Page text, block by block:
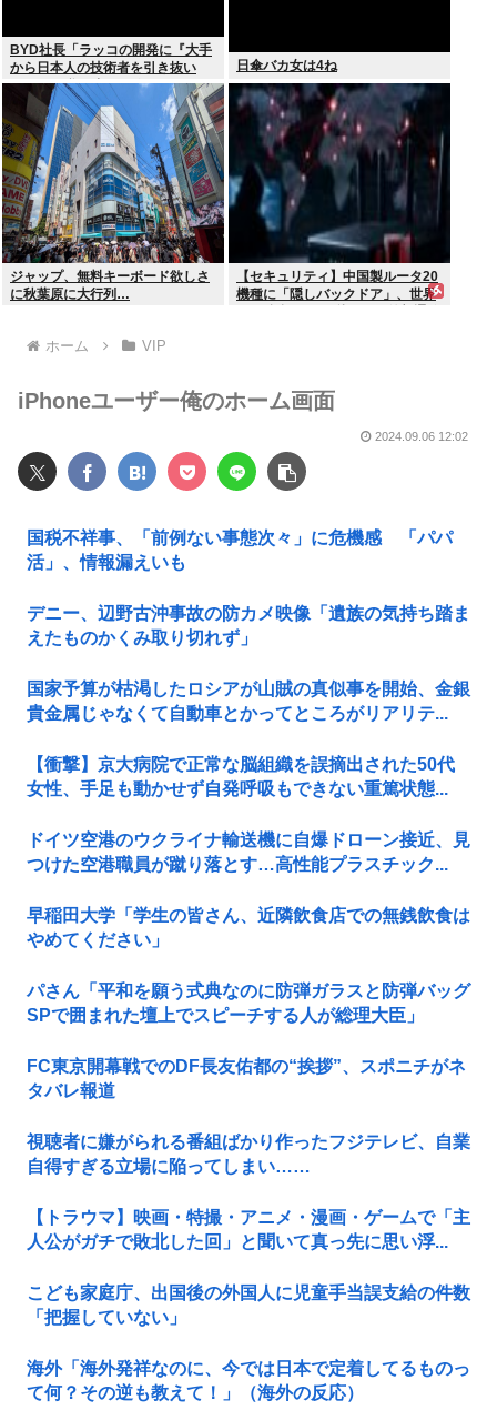
BYD社長「ラッコの開発に『大手
から日本人の技術者を引き抜い
た』って噂は嘘。開発チームに日
本人は0人です」
日傘バカ女は4ね
ジャップ、無料キーボード欲しさ
に秋葉原に大行列…
【セキュリティ】中国製ルータ20
機種に「隠しバックドア」、世界
ホーム VIP
iPhoneユーザー俺のホーム画面
2024.09.06 12:02
国税不祥事、「前例ない事態次々」に危機感 「パパ
活」、情報漏えいも
デニー、辺野古沖事故の防カメ映像「遺族の気持ち踏ま
えたものかくみ取り切れず」
国家予算が枯渇したロシアが山賊の真似事を開始、金銀
貴金属じゃなくて自動車とかってところがリアリテ...
【衝撃】京大病院で正常な脳組織を誤摘出された50代
女性、手足も動かせず自発呼吸もできない重篤状態...
ドイツ空港のウクライナ輸送機に自爆ドローン接近、見
つけた空港職員が蹴り落とす…高性能プラスチック...
早稲田大学「学生の皆さん、近隣飲食店での無銭飲食は
やめてください」
パさん「平和を願う式典なのに防弾ガラスと防弾バッグ
SPで囲まれた壇上でスピーチする人が総理大臣」
FC東京開幕戦でのDF長友佑都の“挨拶”、スポニチがネ
タバレ報道
視聴者に嫌がられる番組ばかり作ったフジテレビ、自業
自得すぎる立場に陥ってしまい……
【トラウマ】映画・特撮・アニメ・漫画・ゲームで「主
人公がガチで敗北した回」と聞いて真っ先に思い浮...
こども家庭庁、出国後の外国人に児童手当誤支給の件数
「把握していない」
海外「海外発祥なのに、今では日本で定着してるものっ
て何？その逆も教えて！」（海外の反応）